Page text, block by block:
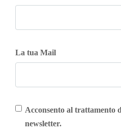
La tua Mail
Acconsento al trattamento
newsletter.